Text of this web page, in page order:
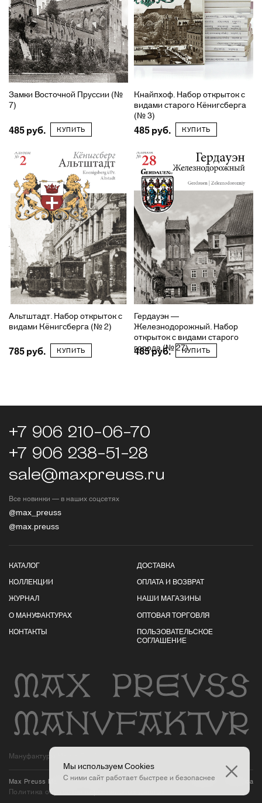
Замки Восточной Пруссии (№
7)
485 КУПИТЬ
Кнайпхоф. Набор открыток с
видами старого Кёнигсберга
(№ 3)
485 КУПИТЬ
Альтштадт. Набор открыток с
видами Кёнигсберга (№ 2)
785 КУПИТЬ
Гердауэн —
Железнодорожный. Набор
открыток с видами старого
города (№ 27)
485 КУПИТЬ
+7 906 210-06-70
+7 906 238-51-28
sale@maxpreuss.ru
Все новинки — в наших соцсетях
@max_preuss
@max.preuss
КАТАЛОГ
КОЛЛЕКЦИИ
ЖУРНАЛ
О МАНУФАКТУРАХ
КОНТАКТЫ
ДОСТАВКА
ОПЛАТА И ВОЗВРАТ
НАШИ МАГАЗИНЫ
ОПТОВАЯ ТОРГОВЛЯ
ПОЛЬЗОВАТЕЛЬСКОЕ
СОГЛАШЕНИЕ
Мануфактуры Макса Пройса
Max Preuss Manufaktur2026
Политика обработки персональных данных
Дизайн — Pictorica
Мы используем Cookies
С ними сайт работает быстрее и безопаснее